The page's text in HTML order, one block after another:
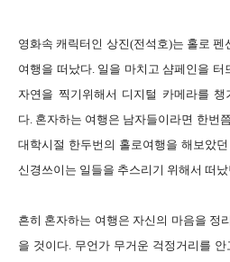
영화속 캐릭터인 상진(전석호)는 홀로
여행을 떠났다. 일을 마치고 샴페인을
자연을 찍기위해서 디지털 카메라를
다. 혼자하는 여행은 남자들이라면 한번
대학시절 한두번의 홀로여행을 해보았
신경쓰이는 일들을 추스리기 위해서 떠
흔히 혼자하는 여행은 자신의 마음을 정
을 것이다. 무언가 무거운 걱정거리를